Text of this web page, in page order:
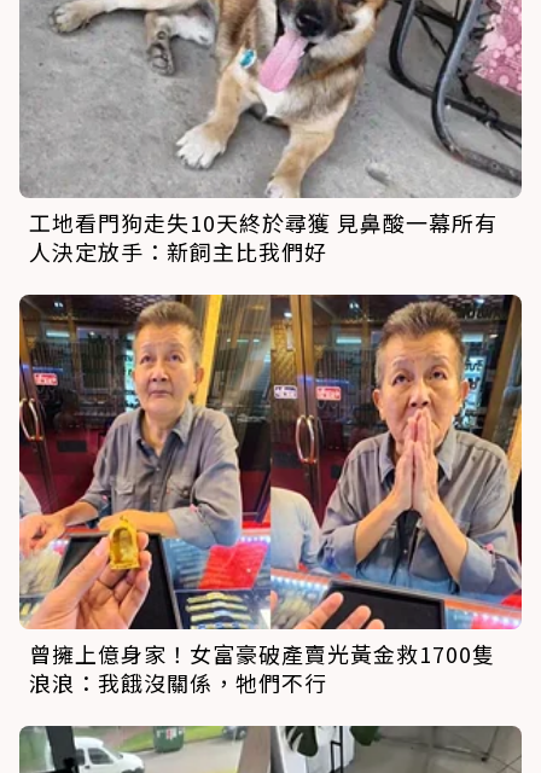
工地看門狗走失10天終於尋獲 見鼻酸一幕所有
人決定放手：新飼主比我們好
曾擁上億身家！女富豪破產賣光黃金救1700隻
浪浪：我餓沒關係，牠們不行